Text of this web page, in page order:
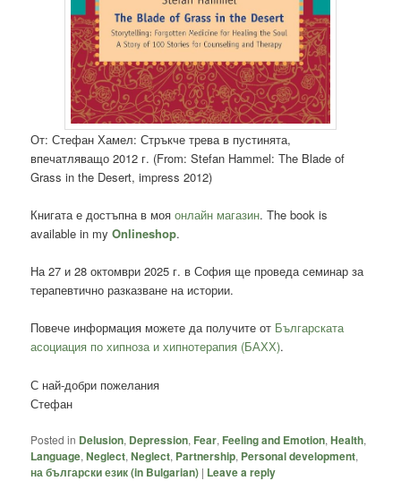
От: Стефан Хамел: Стръкче трева в пустинята,
впечатляващо 2012 г. (From: Stefan Hammel: The Blade of
Grass in the Desert, impress 2012)
Книгата е достъпна в мояонлайн магазин. The book is
available in myOnlineshop.
На 27 и 28 октомври 2025 г. в София ще проведа семинар за
терапевтично разказване на истории.
Повече информация можете да получите от Българската
асоциация по хипноза и хипнотерапия (БАХХ).
С най-добри пожелания
Стефан
Posted in Delusion, Depression, Fear, Feeling and Emotion,Health,
Language,Neglect,Neglect, Partnership, Personal development,
на български език (in Bulgarian) | Leave a reply